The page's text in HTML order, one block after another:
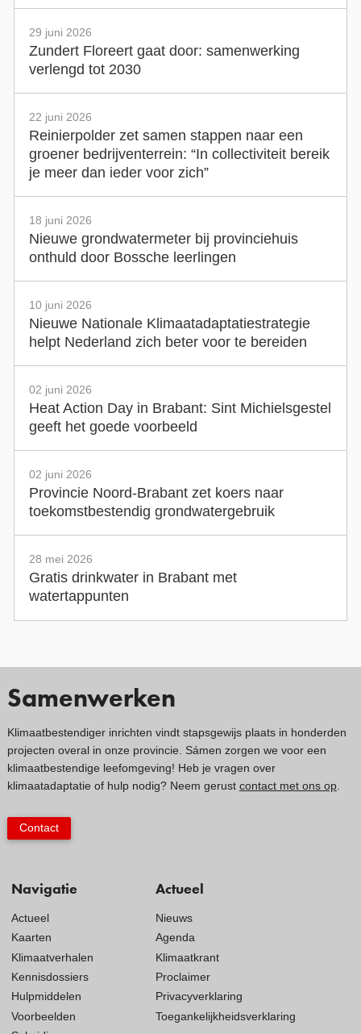
29 juni 2026
Zundert Floreert gaat door: samenwerking
verlengd tot 2030
22 juni 2026
Reinierpolder zet samen stappen naar een
groener bedrijventerrein: “In collectiviteit bereik
je meer dan ieder voor zich”
18 juni 2026
Nieuwe grondwatermeter bij provinciehuis
onthuld door Bossche leerlingen
10 juni 2026
Nieuwe Nationale Klimaatadaptatiestrategie
helpt Nederland zich beter voor te bereiden
02 juni 2026
Heat Action Day in Brabant: Sint Michielsgestel
geeft het goede voorbeeld
02 juni 2026
Provincie Noord-Brabant zet koers naar
toekomstbestendig grondwatergebruik
28 mei 2026
Gratis drinkwater in Brabant met
watertappunten
Navigatie
Actueel
Kaarten
Klimaatverhalen
Kennisdossiers
Hulpmiddelen
Voorbeelden
Actueel
Nieuws
Agenda
Klimaatkrant
Proclaimer
Privacyverklaring
Toegankelijkheidsverklaring
Samenwerken
Klimaatbestendiger inrichten vindt stapsgewijs plaats in honderden
projecten overal in onze provincie. Sámen zorgen we voor een
klimaatbestendige leefomgeving! Heb je vragen over
klimaatadaptatie of hulp nodig? Neem gerust contact met ons op.
Contact